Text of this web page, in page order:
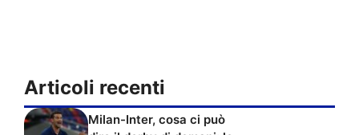
Articoli recenti
Milan-Inter, cosa ci può